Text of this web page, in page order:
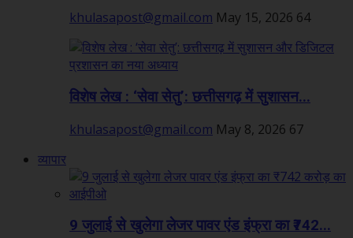
khulasapost@gmail.com May 15, 2026 64
विशेष लेख : ‘सेवा सेतु’: छत्तीसगढ़ में सुशासन...
khulasapost@gmail.com May 8, 2026 67
व्यापार
9 जुलाई से खुलेगा लेजर पावर एंड इंफ्रा का ₹742...